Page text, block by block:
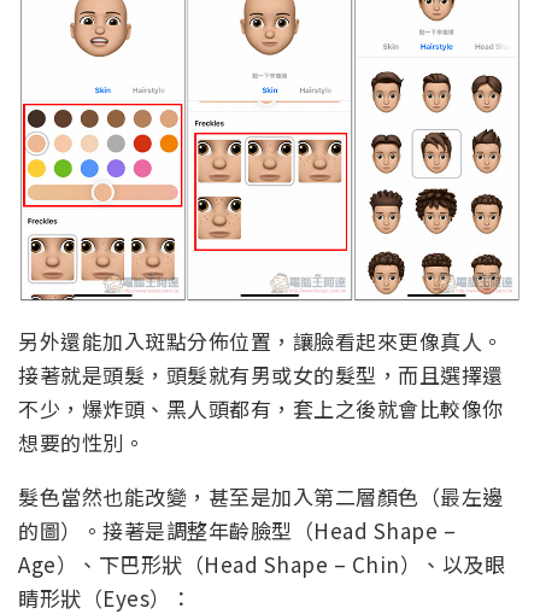
另外還能加入斑點分佈位置，讓臉看起來更像真人。
接著就是頭髮，頭髮就有男或女的髮型，而且選擇還
不少，爆炸頭、黑人頭都有，套上之後就會比較像你
想要的性別。
髮色當然也能改變，甚至是加入第二層顏色（最左邊
的圖）。接著是調整年齡臉型（Head Shape –
Age）、下巴形狀（Head Shape – Chin）、以及眼
睛形狀（Eyes）：